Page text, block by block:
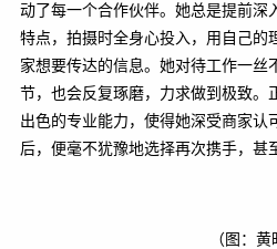
动了每一个合作伙伴。她总是提前深
特点，拍摄时全身心投入，用自己的
家想要传达的信息。她对待工作一丝
节，也会反复琢磨，力求做到极致。
出色的专业能力，使得她深受商家认
后，便毫不犹豫地选择再次携手，甚
（图：黄